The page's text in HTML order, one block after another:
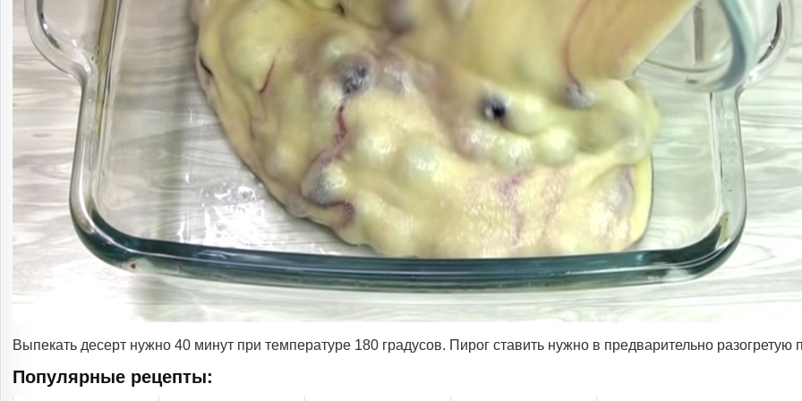
Выпекать десерт нужно 40 минут при температуре 180 градусов. Пирог ставить нужно в предварительно разогретую
Популярные рецепты: